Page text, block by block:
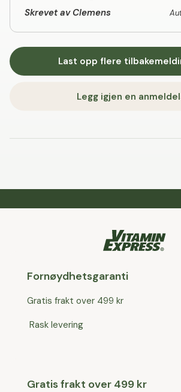
Skrevet av Clemens
Last opp flere
Legg igjen en
Fornøydhetsgaranti
Gratis frakt over 499 kr
Rask levering
Gratis frakt over 499 kr